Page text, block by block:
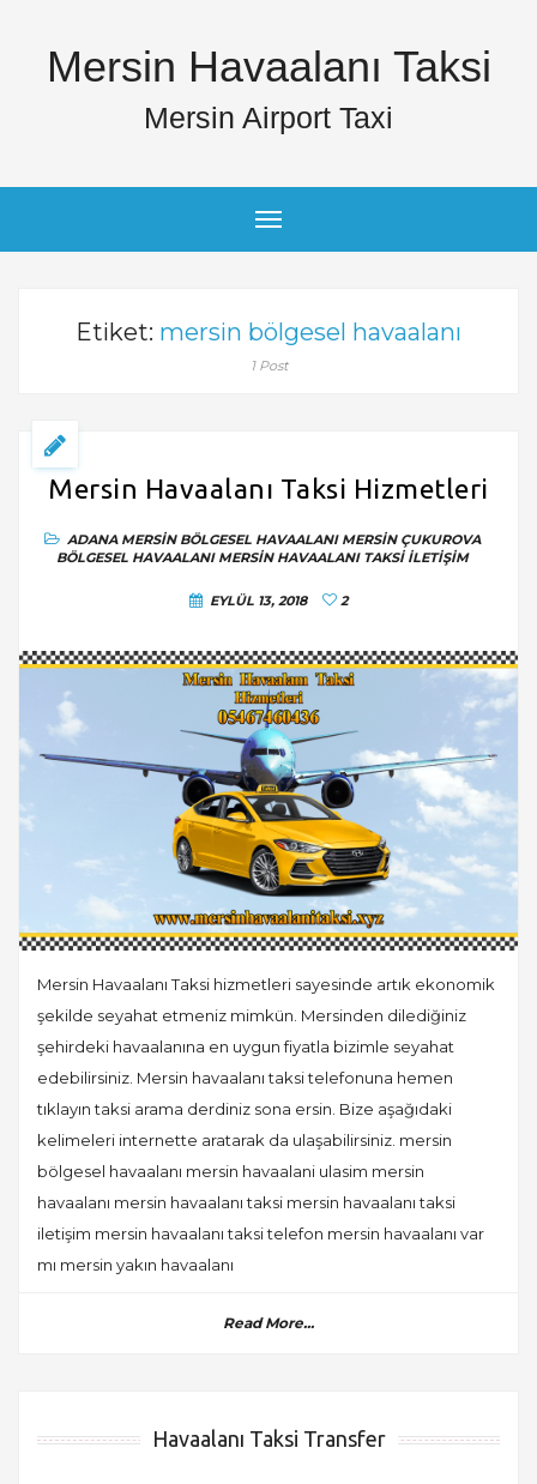
Mersin Havaalanı Taksi
Mersin Airport Taxi
Etiket: mersin bölgesel havaalanı
1 Post
Mersin Havaalanı Taksi Hizmetleri
ADANA MERSIN BÖLGESEL HAVAALANI MERSIN ÇUKUROVA
BÖLGESEL HAVAALANI MERSIN HAVAALANI TAKSI ILETIŞIM
EYLÜL 13, 2018 2
Mersin Havaalanı Taksi hizmetleri sayesinde artık ekonomik
şekilde seyahat etmeniz mimkün. Mersinden dilediğiniz
şehirdeki havaalanına en uygun fiyatla bizimle seyahat
edebilirsiniz. Mersin havaalanı taksi telefonuna hemen
tıklayın taksi arama derdiniz sona ersin. Bize aşağıdaki
kelimeleri internette aratarak da ulaşabilirsiniz. mersin
bölgesel havaalanı mersin havaalani ulasim mersin
havaalanı mersin havaalanı taksi mersin havaalanı taksi
iletişim mersin havaalanı taksi telefon mersin havaalanı var
mı mersin yakın havaalanı
Read More...
Havaalanı Taksi Transfer